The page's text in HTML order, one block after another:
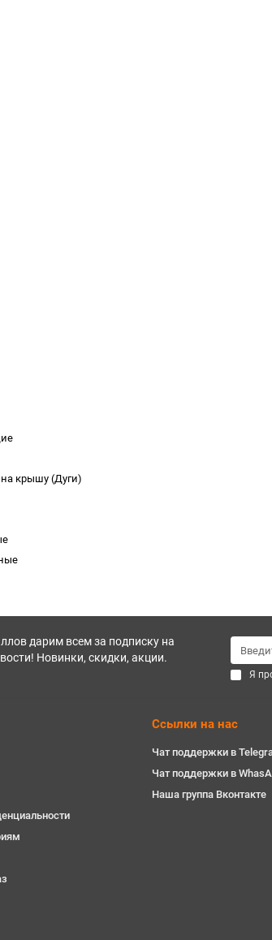
крышу (Дуги)
дарим всем за подписку на
Новинки, скидки, акции.
Я
Ссылки на нас
Чат поддержки в
Чат поддержки в
Наша группа Вконтакте